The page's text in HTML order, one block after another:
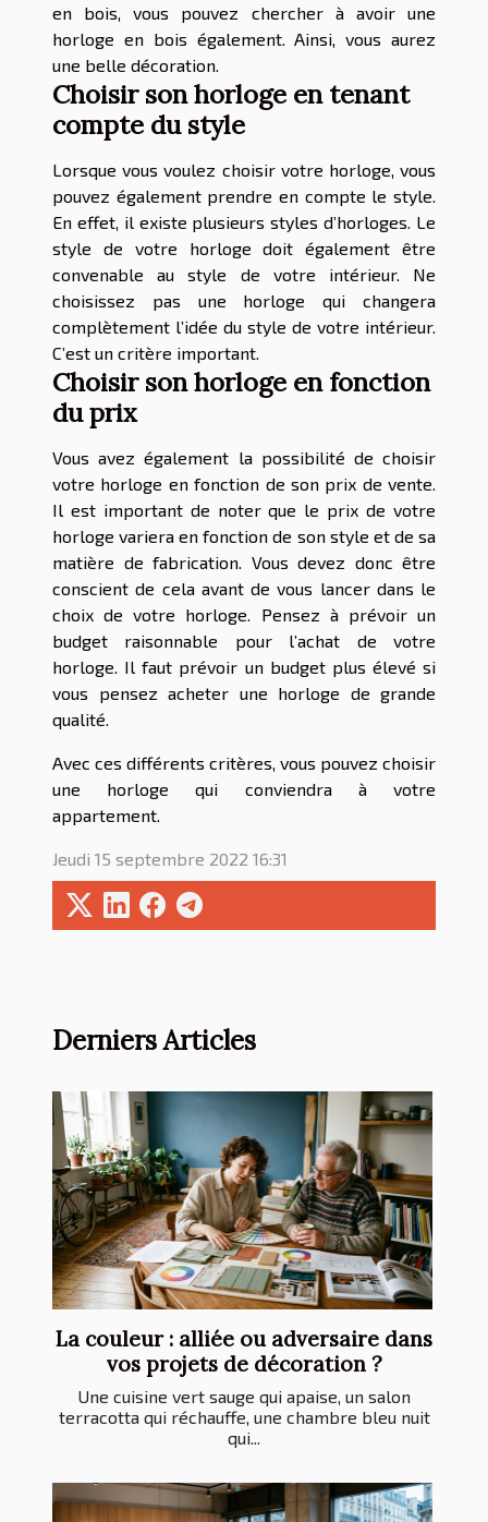
en bois, vous pouvez chercher à avoir une
horloge en bois également. Ainsi, vous aurez
une belle décoration.
Choisir son horloge en tenant
compte du style
Lorsque vous voulez choisir votre horloge, vous
pouvez également prendre en compte le style.
En effet, il existe plusieurs styles d’horloges. Le
style de votre horloge doit également être
convenable au style de votre intérieur. Ne
choisissez pas une horloge qui changera
complètement l’idée du style de votre intérieur.
C’est un critère important.
Choisir son horloge en fonction
du prix
Vous avez également la possibilité de choisir
votre horloge en fonction de son prix de vente.
Il est important de noter que le prix de votre
horloge variera en fonction de son style et de sa
matière de fabrication. Vous devez donc être
conscient de cela avant de vous lancer dans le
choix de votre horloge. Pensez à prévoir un
budget raisonnable pour l’achat de votre
horloge. Il faut prévoir un budget plus élevé si
vous pensez acheter une horloge de grande
qualité.
Avec ces différents critères, vous pouvez choisir
une horloge qui conviendra à votre
appartement.
Jeudi 15 septembre 2022 16:31
Derniers Articles
La couleur : alliée ou adversaire dans
vos projets de décoration ?
Une cuisine vert sauge qui apaise, un salon
terracotta qui réchauffe, une chambre bleu nuit
qui...